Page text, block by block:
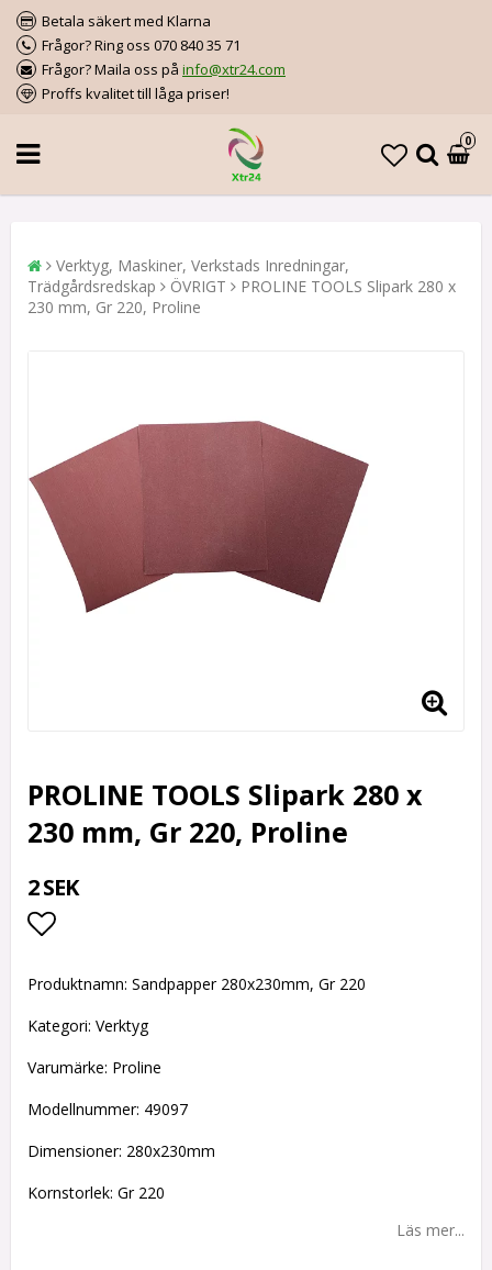
Betala säkert med Klarna
Frågor? Ring oss 070 840 35 71
Frågor? Maila oss på info@xtr24.com
Proffs kvalitet till låga priser!
0
Verktyg, Maskiner, Verkstads Inredningar,
Trädgårdsredskap
ÖVRIGT
PROLINE TOOLS Slipark 280 x
230 mm, Gr 220, Proline
PROLINE TOOLS Slipark 280 x
230 mm, Gr 220, Proline
2 SEK
Produktnamn: Sandpapper 280x230mm, Gr 220
Kategori: Verktyg
Varumärke: Proline
Modellnummer: 49097
Dimensioner: 280x230mm
Kornstorlek: Gr 220
Läs mer...